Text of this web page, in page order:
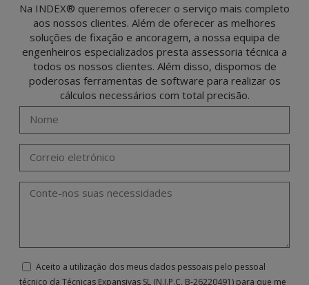
Na INDEX® queremos oferecer o serviço mais completo
aos nossos clientes. Além de oferecer as melhores
soluções de fixação e ancoragem, a nossa equipa de
engenheiros especializados presta assessoria técnica a
todos os nossos clientes. Além disso, dispomos de
poderosas ferramentas de software para realizar os
cálculos necessários com total precisão.
Aceito a utilização dos meus dados pessoais pelo pessoal
técnico da Técnicas Expansivas SL (N.I.P.C. B-26220491) para que me